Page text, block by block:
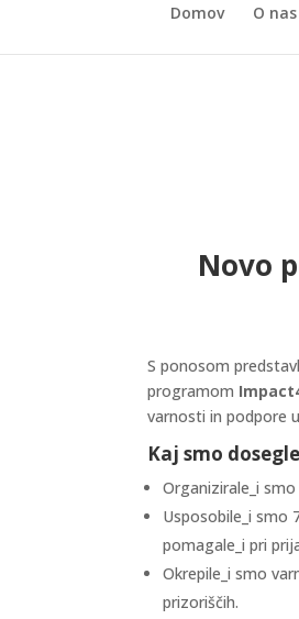
Domov O nas
Novo
S ponosom
programom
varnosti in podpore
Kaj smo
Organizirale_i
Usposobile_i smo
pomagale_i pri
Okrepile_i smo
prizoriščih.